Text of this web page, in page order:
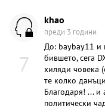
7
khao
преди 3 години
До: baybay11 и
бившето, сега
хиляди човека
те колко
Благодаря! ... и
политически